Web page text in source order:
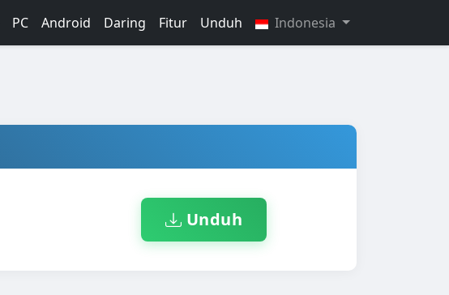
PC Android Daring Fitur Unduh Indonesia
Unduh